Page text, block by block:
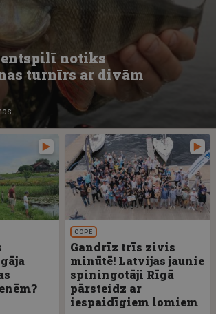
notiks
turnīrs ar divām
COPE
Gandrīz trīs zivis
minūtē! Latvijas jaunie
spiningotāji Rīgā
pārsteidz ar
iespaidīgiem lomiem